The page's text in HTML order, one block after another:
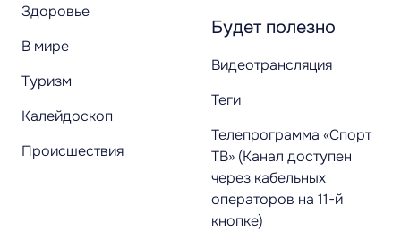
Здоровье
В мире
Туризм
Калейдоскоп
Происшествия
Будет полезно
Видеотрансляция
Теги
Телепрограмма «Спорт
ТВ» (Канал доступен
через кабельных
операторов на 11-й
кнопке)